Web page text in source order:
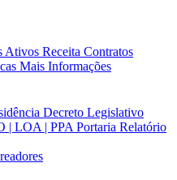
Ativos Receita Contratos
Mais Informações
Decreto Legislativo
| LOA | PPA Portaria Relatório